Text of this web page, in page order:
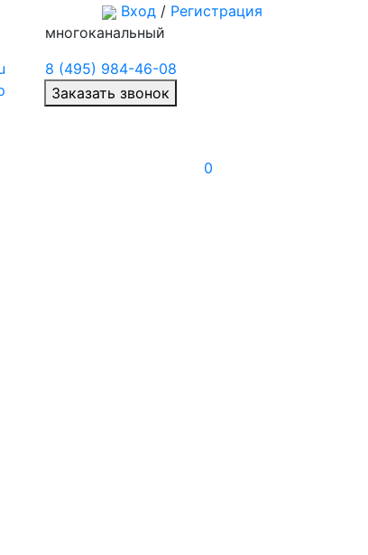
Вход / Регистрация
многоканальный
8 (495) 984-46-08
Заказать звонок
0